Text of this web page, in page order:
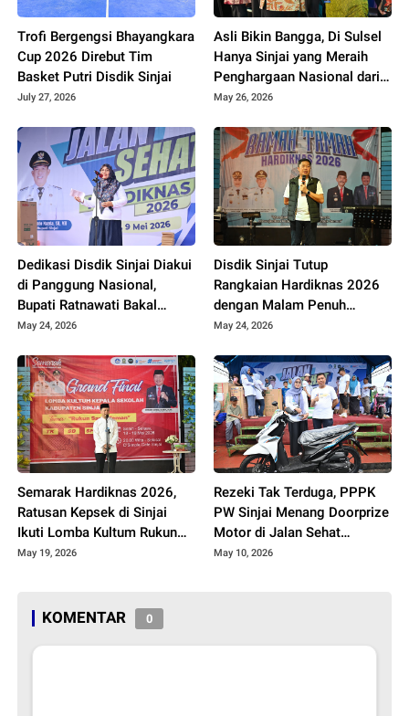
Trofi Bergengsi Bhayangkara
Cup 2026 Direbut Tim
Basket Putri Disdik Sinjai
July 27, 2026
Asli Bikin Bangga, Di Sulsel
Hanya Sinjai yang Meraih
Penghargaan Nasional dari
Kemendikdasmen
May 26, 2026
Dedikasi Disdik Sinjai Diakui
di Panggung Nasional,
Bupati Ratnawati Bakal
Terima Penghargaan
May 24, 2026
Disdik Sinjai Tutup
Rangkaian Hardiknas 2026
dengan Malam Penuh
Keakraban
May 24, 2026
Semarak Hardiknas 2026,
Ratusan Kepsek di Sinjai
Ikuti Lomba Kultum Rukun
May 19, 2026
Rezeki Tak Terduga, PPPK
PW Sinjai Menang Doorprize
Motor di Jalan Sehat
Hardiknas 2026
May 10, 2026
KOMENTAR 0